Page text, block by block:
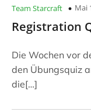
Team Starcraft Mai
Registration
Die Wochen vor
den Übungsquiz
die[…]